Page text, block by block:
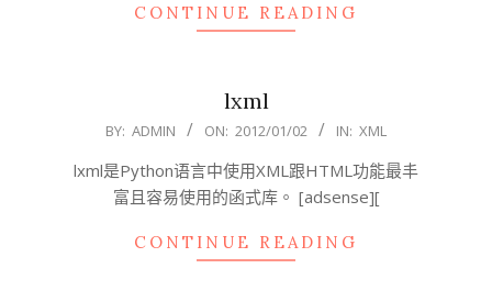
CONTINUE READING
lxml
2012-
02
BY: ADMIN ON: 2012/01/02 IN: XML
lxml是Python语言中使用XML跟HTML功能最丰
富且容易使用的函式库。 [adsense][
CONTINUE READING